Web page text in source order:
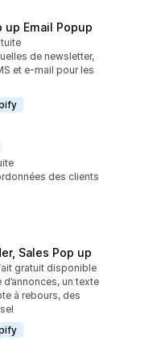
up Email Popup
de newsletter,
et e-mail pour les
des clients
Sales Pop up
gratuit disponible
un texte
à rebours, des